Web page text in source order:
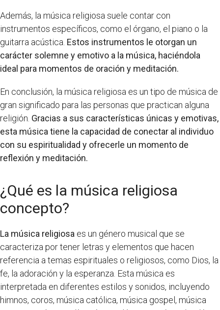
Además, la música religiosa suele contar con
instrumentos específicos, como el órgano, el piano o la
guitarra acústica. Estos instrumentos le otorgan un
carácter solemne y emotivo a la música, haciéndola
ideal para momentos de oración y meditación.
En conclusión, la música religiosa es un tipo de música de
gran significado para las personas que practican alguna
religión. Gracias a sus características únicas y emotivas,
esta música tiene la capacidad de conectar al individuo
con su espiritualidad y ofrecerle un momento de
reflexión y meditación.
¿Qué es la música religiosa
concepto?
La música religiosa es un género musical que se
caracteriza por tener letras y elementos que hacen
referencia a temas espirituales o religiosos, como Dios, la
fe, la adoración y la esperanza. Esta música es
interpretada en diferentes estilos y sonidos, incluyendo
himnos, coros, música católica, música gospel, música